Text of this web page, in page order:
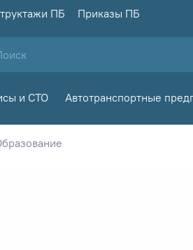
ПБ Приказы ПБ
и СТО Автотранспортные